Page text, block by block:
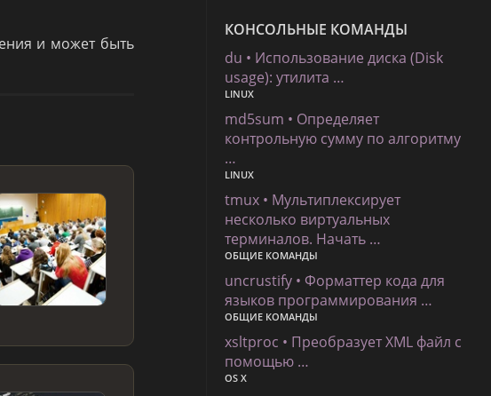
и может быть
КОНСОЛЬНЫЕ КОМАНДЫ
du • Использование диска (Disk
usage): утилита …
LINUX
md5sum • Определяет
контрольную сумму по алгоритму
…
LINUX
tmux • Мультиплексирует
несколько виртуальных
терминалов. Начать …
ОБЩИЕ КОМАНДЫ
uncrustify • Форматтер кода для
языков программирования …
ОБЩИЕ КОМАНДЫ
xsltproc • Преобразует XML файл с
помощью …
OS X